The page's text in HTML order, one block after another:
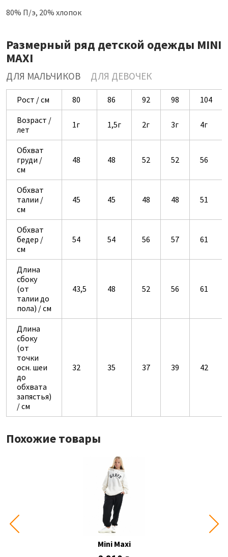
80% П/э, 20% хлопок
Размерный ряд детской одежды MINI
MAXI
ДЛЯ МАЛЬЧИКОВ ДЛЯ ДЕВОЧЕК
Рост / см 80 86 92 98
104
Возраст /
лет
1г 1,5г 2г 3г 4г
Обхват
груди /
см
48 48 52 52 56
Обхват
талии /
см
45 45 48 48 51
Обхват
бедер /
см
54 54 56 57 61
Длина
сбоку
(от
талии до
пола) / см
43,5 48 52 56 61
Длина
сбоку
(от
точки
осн. шеи
до
обхвата
запястья)
/ см
32 35 37 39 42
Похожие товары
Mini Maxi